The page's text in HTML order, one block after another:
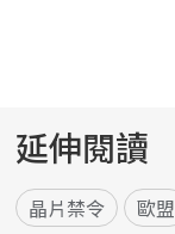
延伸閱讀
晶片禁令 歐盟